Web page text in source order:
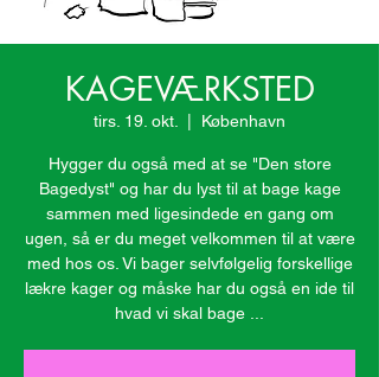
KAGEVÆRKSTED
tirs. 19. okt. København
Hygger du også med at se "Den store
Bagedyst" og har du lyst til at bage kage
sammen med ligesindede en gang om
ugen, så er du meget velkommen til at være
med hos os. Vi bager selvfølgelig forskellige
lækre kager og måske har du også en ide til
hvad vi skal bage ...